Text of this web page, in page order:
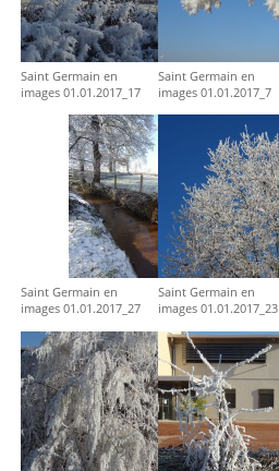
Saint Germain en
images 01.01.2017_17
Saint Germain en
images 01.01.2017_7
Saint Germain en
images 01.01.2017_27
Saint Germain en
images 01.01.2017_23